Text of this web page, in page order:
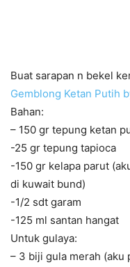
Buat sarapan n bekel
Gemblong Ketan Putih
Bahan:
– 150 gr tepung ketan
-25 gr tepung tapioca
-150 gr kelapa parut
di kuwait bund)
-1/2 sdt garam
-125 ml santan hangat
Untuk gulaya:
– 3 biji gula merah (aku